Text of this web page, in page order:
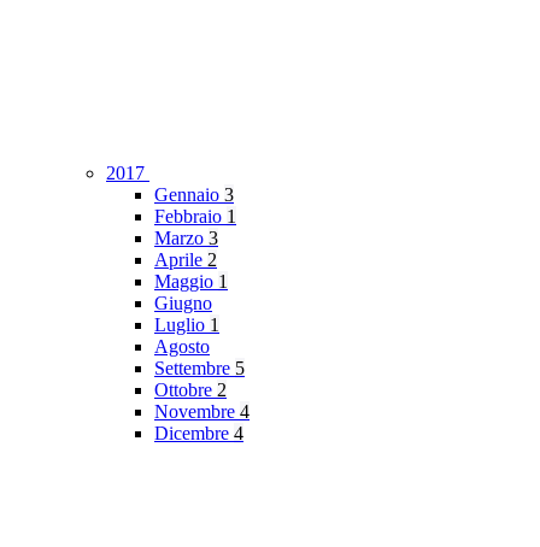
2017
Gennaio 3
Febbraio 1
Marzo 3
Aprile 2
Maggio 1
Giugno
Luglio 1
Agosto
Settembre 5
Ottobre 2
Novembre 4
Dicembre 4